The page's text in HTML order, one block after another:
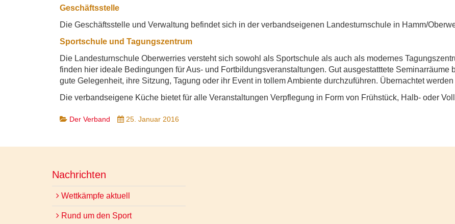
Geschäftsstelle
Die Geschäftsstelle und Verwaltung befindet sich in der verbandseigenen Landesturnschule in Hamm/
Sportschule und Tagungszentrum
Die Landesturnschule Oberwerries versteht sich sowohl als Sportschule als auch als modernes
finden hier ideale Bedingungen für Aus- und Fortbildungsveranstaltungen. Gut ausgestatttete Seminarräume
gute Gelegenheit, ihre Sitzung, Tagung oder ihr Event in tollem Ambiente durchzuführen. Übernachtet
Die verbandseigene Küche bietet für alle Veranstaltungen Verpflegung in Form von Frühstück, Halb- oder
Der Verband 25. Januar 2016
Nachrichten
Wettkämpfe aktuell
Rund um den Sport